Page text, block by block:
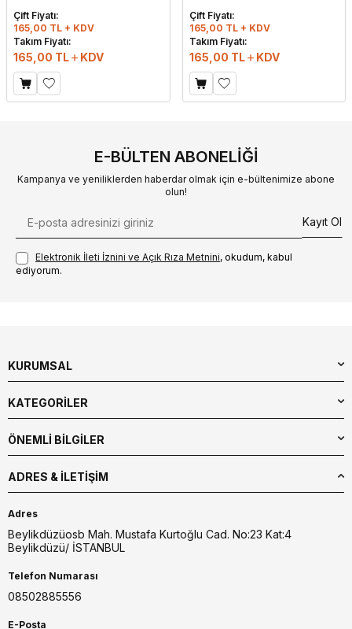
Çift Fiyatı:
165,00 TL + KDV
Takım Fiyatı:
165,00 TL KDV
Çift Fiyatı:
165,00 TL + KDV
Takım Fiyatı:
165,00 TL KDV
E-BÜLTEN ABONELIĞI
Kampanya ve yeniliklerden haberdar olmak için e-bültenimize abone
olun!
Kayıt Ol
Elektronik İleti İzni‌ni ve Açık Rıza Metni‌ni, okudum, kabul
ediyorum.
KURUMSAL
KATEGORİLER
ÖNEMLİ BİLGİLER
ADRES & İLETIŞIM
Adres
Beylikdüzüosb Mah. Mustafa Kurtoğlu Cad. No:23 Kat:4
Beylikdüzü/ İSTANBUL
Telefon Numarası
08502885556
E-Posta